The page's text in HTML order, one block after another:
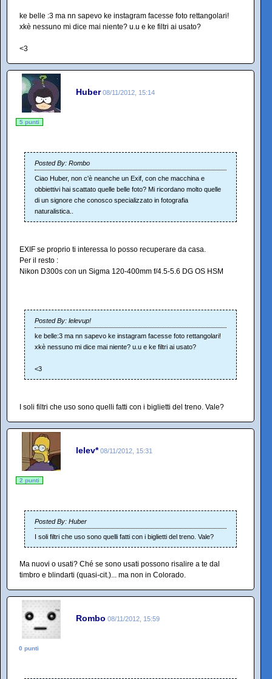
ke belle :3 ma nn sapevo ke instagram facesse foto rettangolari!
xkè nessuno mi dice mai niente? u.u e ke filtri ai usato?
<3
Huber 08/11/2012, 15:14
5 punti
Posted By: Rombo
Ciao Huber, non c'è neanche un Exif, con che macchina e
obbiettivi hai scattato quelle belle foto? Mi ricordano molto quelle
di un signore che conosco specializzato in fotografia
naturalistica..
EXIF se proprio ti interessa lo posso recuperare da casa.
Per il resto :
Nikon D300s con un Sigma 120-400mm f/4.5-5.6 DG OS HSM
Posted By: lelevup!
ke belle:3 ma nn sapevo ke instagram facesse foto rettangolari!
xkè nessuno mi dice mai niente? u.u e ke filtri ai usato?
<3
I soli filtri che uso sono quelli fatti con i biglietti del treno. Vale?
lelev* 08/11/2012, 15:31
2 punti
Posted By: Huber
I soli filtri che uso sono quelli fatti con i biglietti del treno. Vale?
Ma nuovi o usati? Ché se sono usati possono risalire a te dal
timbro e blindarti (quasi-cit.)... ma non in Colorado.
Rombo 08/11/2012, 15:59
0 punti